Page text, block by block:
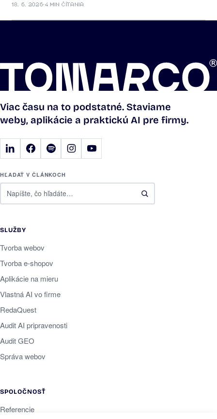
18. 6. 2026· 4 MIN ČÍTANIA
Viac času na to podstatné. Staviame
weby, aplikácie a praktickú AI pre firmy.
HĽADAŤ V ČLÁNKOCH
SLUŽBY
Tvorba webov
Tvorba e-shopov
Aplikácie na mieru
Vlastná AI vo firme
RedaQuest
Audit AI pripravenosti
Audit GEO
Správa webov
SPOLOČNOSŤ
Referencie